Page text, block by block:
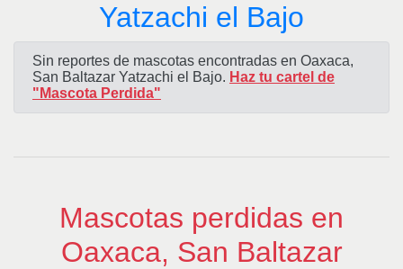
Yatzachi el Bajo
Sin reportes de mascotas encontradas en Oaxaca,
San Baltazar Yatzachi el Bajo. Haz tu cartel de
"Mascota Perdida"
Mascotas perdidas en
Oaxaca, San Baltazar